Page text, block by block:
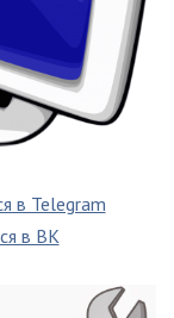
в Telegram
в ВК